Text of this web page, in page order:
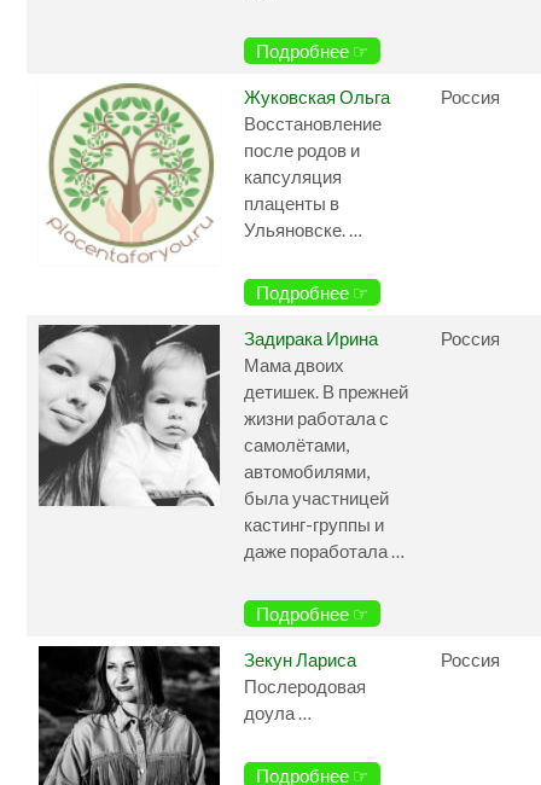
Подробнее ☞
Жуковская Ольга
Восстановление
после родов и
капсуляция
плаценты в
Ульяновске. …
Подробнее ☞
Россия
Задирака Ирина
Мама двоих
детишек. В прежней
жизни работала с
самолётами,
автомобилями,
была участницей
кастинг-группы и
даже поработала …
Подробнее ☞
Россия
Зекун Лариса
Послеродовая
доула …
Подробнее ☞
Россия